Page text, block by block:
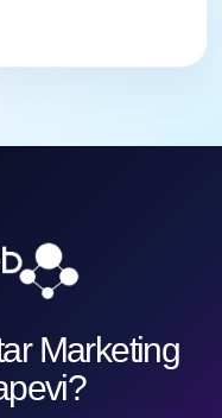
Marketing